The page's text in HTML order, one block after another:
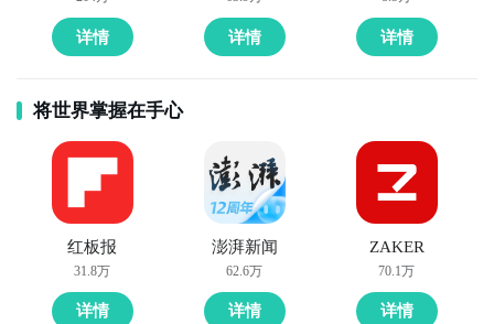
一款专注于简历制作的轻量化工具，提供多种模
详情 详情 详情
将世界掌握在手心
红板报
31.8万
详情
澎湃新闻
62.6万
详情
ZAKER
70.1万
详情